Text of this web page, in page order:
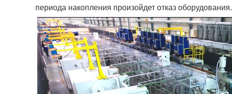
периода накопления произойдет отказ оборудования.